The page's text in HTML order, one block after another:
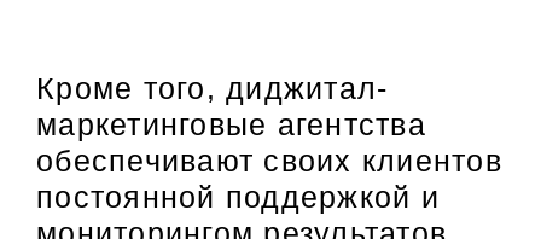
Кроме того, диджитал-
маркетинговые агентства
обеспечивают своих клиентов
постоянной поддержкой и